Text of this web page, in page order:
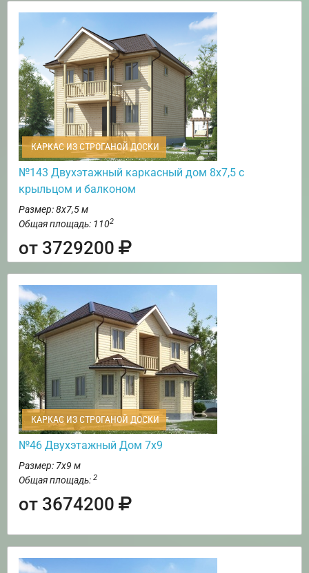
КАРКАС ИЗ СТРОГАНОЙ ДОСКИ
№143 Двухэтажный каркасный дом 8х7,5 с
крыльцом и балконом
Размер: 8х7,5 м
Общая площадь: 1102
от 3729200
КАРКАС ИЗ СТРОГАНОЙ ДОСКИ
№46 Двухэтажный Дом 7х9
Размер: 7х9 м
Общая площадь: 2
от 3674200